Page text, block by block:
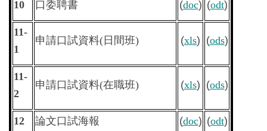
10 口委聘書 (doc) (odt)
11-
1
申請口試資料(日間班) (xls) (ods)
11-
2
申請口試資料(在職班) (xls) (ods)
12 論文口試海報 (doc) (odt)